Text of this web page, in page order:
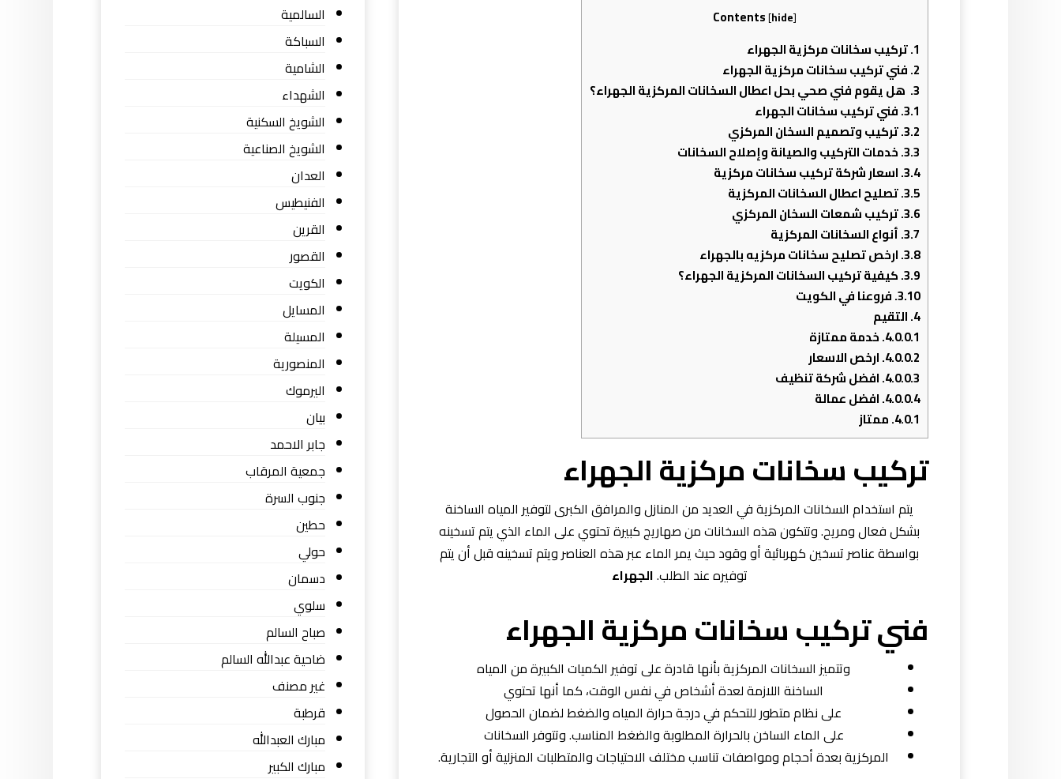
Contents[hide]
1. تركيب سخانات مركزية الجهراء
2. فني تركيب سخانات مركزية الجهراء
3. هل يقوم فني صحي بحل اعطال السخانات المركزية الجهراء؟
3.1. فني تركيب سخانات الجهراء
3.2. تركيب وتصميم السخان المركزي
3.3. خدمات التركيب والصيانة وإصلاح السخانات
3.4. اسعار شركة تركيب سخانات مركزية
3.5. تصليح اعطال السخانات المركزية
3.6. تركيب شمعات السخان المركزي
3.7. أنواع السخانات المركزية
3.8. ارخص تصليح سخانات مركزيه بالجهراء
3.9. كيفية تركيب السخانات المركزية الجهراء؟
3.10. فروعنا في الكويت
4. التقيم
4.0.0.1. خدمة ممتازة
4.0.0.2. ارخص الاسعار
4.0.0.3. افضل شركة تنظيف
4.0.0.4. افضل عمالة
4.0.1. ممتاز
تركيب سخانات مركزية الجهراء
يتم استخدام السخانات المركزية في العديد من المنازل والمرافق الكبرى لتوفير المياه الساخنة
بشكل فعال ومريح. وتتكون هذه السخانات من صهاريج كبيرة تحتوي على الماء الذي يتم تسخينه
بواسطة عناصر تسخين كهربائية أو وقود حيث يمر الماء عبر هذه العناصر ويتم تسخينه قبل أن يتم
توفيره عند الطلب.الجهراء
فني تركيب سخانات مركزية الجهراء
وتتميز السخانات المركزية بأنها قادرة على توفير الكميات الكبيرة من المياه
الساخنة اللازمة لعدة أشخاص في نفس الوقت، كما أنها تحتوي
على نظام متطور للتحكم في درجة حرارة المياه والضغط لضمان الحصول
على الماء الساخن بالحرارة المطلوبة والضغط المناسب. وتتوفر السخانات
المركزية بعدة أحجام ومواصفات تناسب مختلف الاحتياجات والمتطلبات المنزلية أو التجارية.
السالمية
السباكة
الشامية
الشهداء
الشويخ السكنية
الشويخ الصناعية
العدان
الفنيطيس
القرين
القصور
الكويت
المسايل
المسيلة
المنصورية
اليرموك
بيان
جابر الاحمد
جمعية المرقاب
جنوب السرة
حطين
حولي
دسمان
سلوي
صباح السالم
ضاحية عبدالله السالم
غير مصنف
قرطبة
مبارك العبدالله
مبارك الكبير